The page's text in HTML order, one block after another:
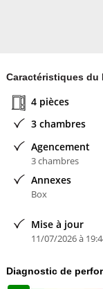
Caractéristiques du
4 pièces
3 chambres
Agencement
3 chambres
Annexes
Box
Mise à jour
11/07/2026 à
Diagnostic de